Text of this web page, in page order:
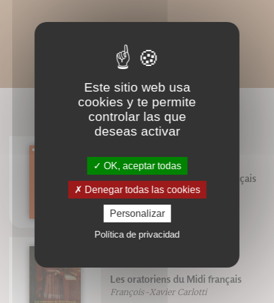
LIVRES ASSOCIÉS
Noms de lieux de l'espace français
Pierre Gastal
Les oratoriens du Midi français
François-Xavier Carlotti
Este sitio web usa
cookies y te permite
controlar las que
deseas activar
OK, aceptar todas
Denegar todas las cookies
Personalizar
Política de privacidad